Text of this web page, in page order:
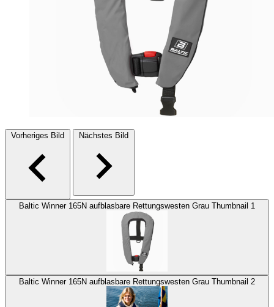
Vorheriges Bild Nächstes Bild
Baltic Winner 165N aufblasbare Rettungswesten Grau Thumbnail 1
Baltic Winner 165N aufblasbare Rettungswesten Grau Thumbnail 2